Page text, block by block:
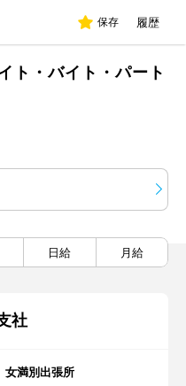
保存 履歴
ト・バイト・パート
日給 月給
社
満別出張所